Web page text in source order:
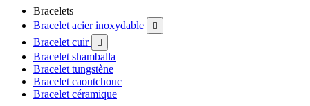
Bracelets
Bracelet acier inoxydable

Bracelet cuir 
Bracelet shamballa
Bracelet tungstène
Bracelet caoutchouc
Bracelet céramique